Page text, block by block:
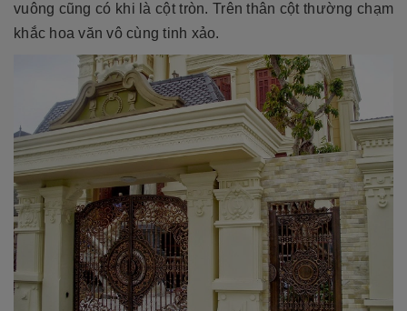
vuông cũng có khi là cột tròn. Trên thân cột thường chạm
khắc hoa văn vô cùng tinh xảo.